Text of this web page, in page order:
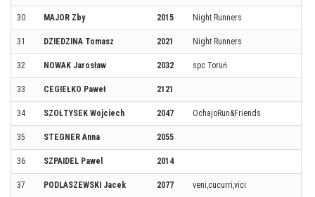
30 MAJOR Zby 2015 Night Runners
31 DZIEDZINA Tomasz 2021 Night Runners
32 NOWAK Jarosław 2032 spc Toruń
33 CEGIEŁKO Paweł 2121
34 SZOŁTYSEK Wojciech 2047 OchajoRun&Friends
35 STEGNER Anna 2055
36 SZPAIDEL Pawel 2014
37 PODLASZEWSKI Jacek 2077 veni,cucurri,vici